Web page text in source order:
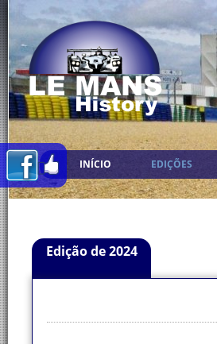
INÍCIO EDIÇÕES
Edição de 2024